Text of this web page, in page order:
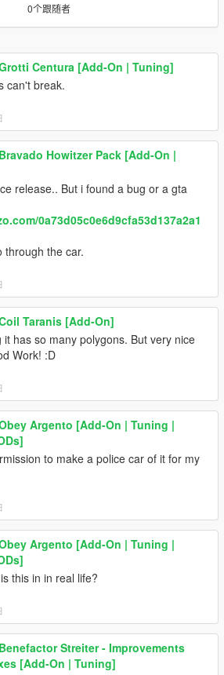
0个跟随者
Centura [Add-On | Tuning]
can't break.
Bravado Howitzer Pack [Add-On |
release.. But i found a bug or a gta
0a73d05c0e6d9cfa53d137a2a1
through the car.
Taranis [Add-On]
it has so many polygons. But very nice
Work! :D
Argento [Add-On | Tuning |
to make a police car of it for my
Argento [Add-On | Tuning |
this in in real life?
Benefactor Streiter - Improvements
[Add-On | Tuning]